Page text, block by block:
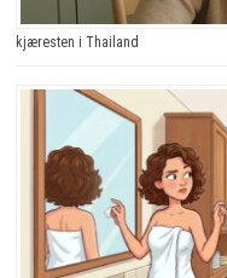
kjæresten i Thailand